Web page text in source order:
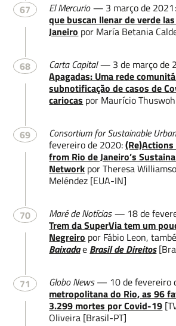
67 El Mercurio — 3 março de 2021:
que buscan llenar de verde
Janeiro por María Betania
68 Carta Capital — 3 de março de
Apagadas: Uma rede
subnotificação de casos de
cariocas por Maurício
69 Consortium for Sustainable
fevereiro de 2020:
from Rio de Janeiro’s
Network por Theresa
Meléndez [EUA-IN]
70 Maré de Notícias — 18 de
Trem da SuperVia tem um
Negreiro por Fábio Leon,
Baixadae Brasil de Direitos
71 Globo News— 10 de fevereiro
metropolitana do Rio, as 96
3.299 mortes por Covid-19
Oliveira [Brasil-PT]